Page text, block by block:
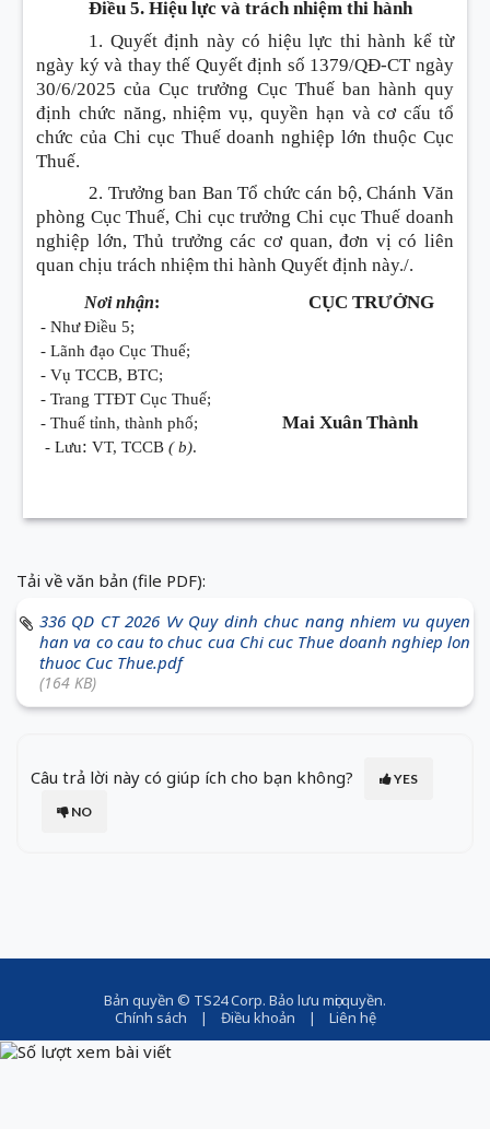
Điều 5. Hiệu lực và trách nhiệm thi hành
1. Quyết định này có hiệu lực thi hành kể từ
ngày ký và thay thế Quyết định số 1379/QĐ-CT ngày
30/6/2025 của Cục trưởng Cục Thuế ban hành quy
định chức năng, nhiệm vụ, quyền hạn và cơ cấu tổ
chức của Chi cục Thuế doanh nghiệp lớn thuộc Cục
Thuế.
2. Trưởng ban Ban Tổ chức cán bộ, Chánh Văn
phòng Cục Thuế, Chi cục trưởng Chi cục Thuế doanh
nghiệp lớn, Thủ trưởng các cơ quan, đơn vị có liên
quan chịu trách nhiệm thi hành Quyết định này./.
Nơi nhận:
- Như Điều 5;
- Lãnh đạo Cục Thuế;
- Vụ TCCB, BTC;
- Trang TTĐT Cục Thuế;
- Thuế tỉnh, thành phố;
- Lưu: VT, TCCB ( b).
CỤC TRƯỞNG
Mai Xuân Thành
Tải về văn bản (file PDF):
336 QD CT 2026 Vv Quy dinh chuc nang nhiem vu quyen
han va co cau to chuc cua Chi cuc Thue doanh nghiep lon
thuoc Cuc Thue.pdf
(164 KB)
Câu trả lời này có giúp ích cho bạn không?
YES
NO
Bản quyền © TS24 Corp. Bảo lưu mọi quyền.
Chính sách | Điều khoản | Liên hệ